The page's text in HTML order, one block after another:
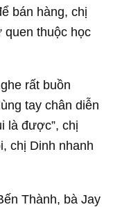
bán hàng, chị
thuộc học
rất buồn
tay chân diễn
là được”, chị
chị Dinh nhanh
Thành, bà Jay